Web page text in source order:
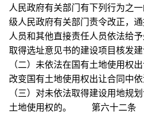
人民政府有关部门有下列行为之
级人民政府有关部门责令改正，
人员和其他直接责任人员依法
取得选址意见书的建设项目核
（二）未依法在国有土地使用权
改变国有土地使用权出让合同
（三）对未依法取得建设用地规
土地使用权的。 第六十二条